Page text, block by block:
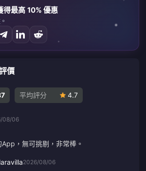
得最高 10% 優惠
價
平均評分 4.7
08/06
，無可挑剔，非常棒。
2026/08/06